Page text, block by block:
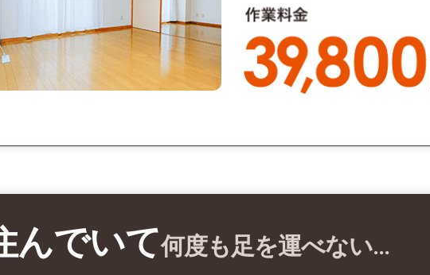
んでいて何度も足を運べない…